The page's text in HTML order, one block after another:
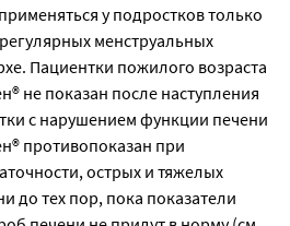
у подростков только
менструальных
Пациентки пожилого возраста
не показан после наступления
с нарушением функции печени
противопоказан при
острых и тяжелых
до тех пор, пока показатели